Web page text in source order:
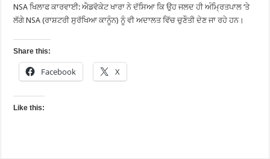
NSA ਖਿਲਾਫ ਕਾਰਵਾਈ: ਐਡਵੋਕੇਟ ਖਾਰਾ ਨੇ ਦੱਸਿਆ ਕਿ ਉਹ ਜਲਦ ਹੀ ਅੰਮ੍ਰਿਤਪਾਲ ‘ਤੇ
ਲੱਗੇ NSA (ਰਾਸ਼ਟਰੀ ਸੁਰੱਖਿਆ ਕਾਨੂੰਨ) ਨੂੰ ਵੀ ਅਦਾਲਤ ਵਿੱਚ ਚੁਣੌਤੀ ਦੇਣ ਜਾ ਰਹੇ ਹਨ।
Share this:
Facebook X
Like this: